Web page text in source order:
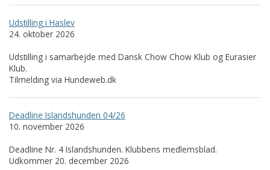
Udstilling i Haslev
24. oktober 2026
Udstilling i samarbejde med Dansk Chow Chow Klub og Eurasier
Klub.
Tilmelding via Hundeweb.dk
Deadline Islandshunden 04/26
10. november 2026
Deadline Nr. 4 Islandshunden. Klubbens medlemsblad.
Udkommer 20. december 2026